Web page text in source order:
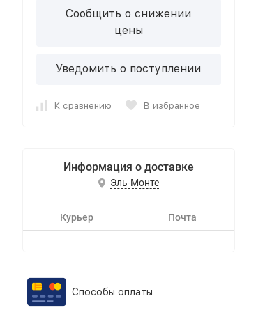
Сообщить о снижении
цены
Уведомить о поступлении
К сравнению В избранное
Информация о доставке
Эль-Монте
Курьер Почта
Способы оплаты